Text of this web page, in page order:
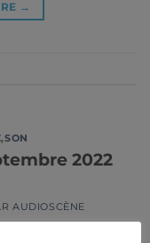
→
,SON
2022
AUDIOSCÈNE